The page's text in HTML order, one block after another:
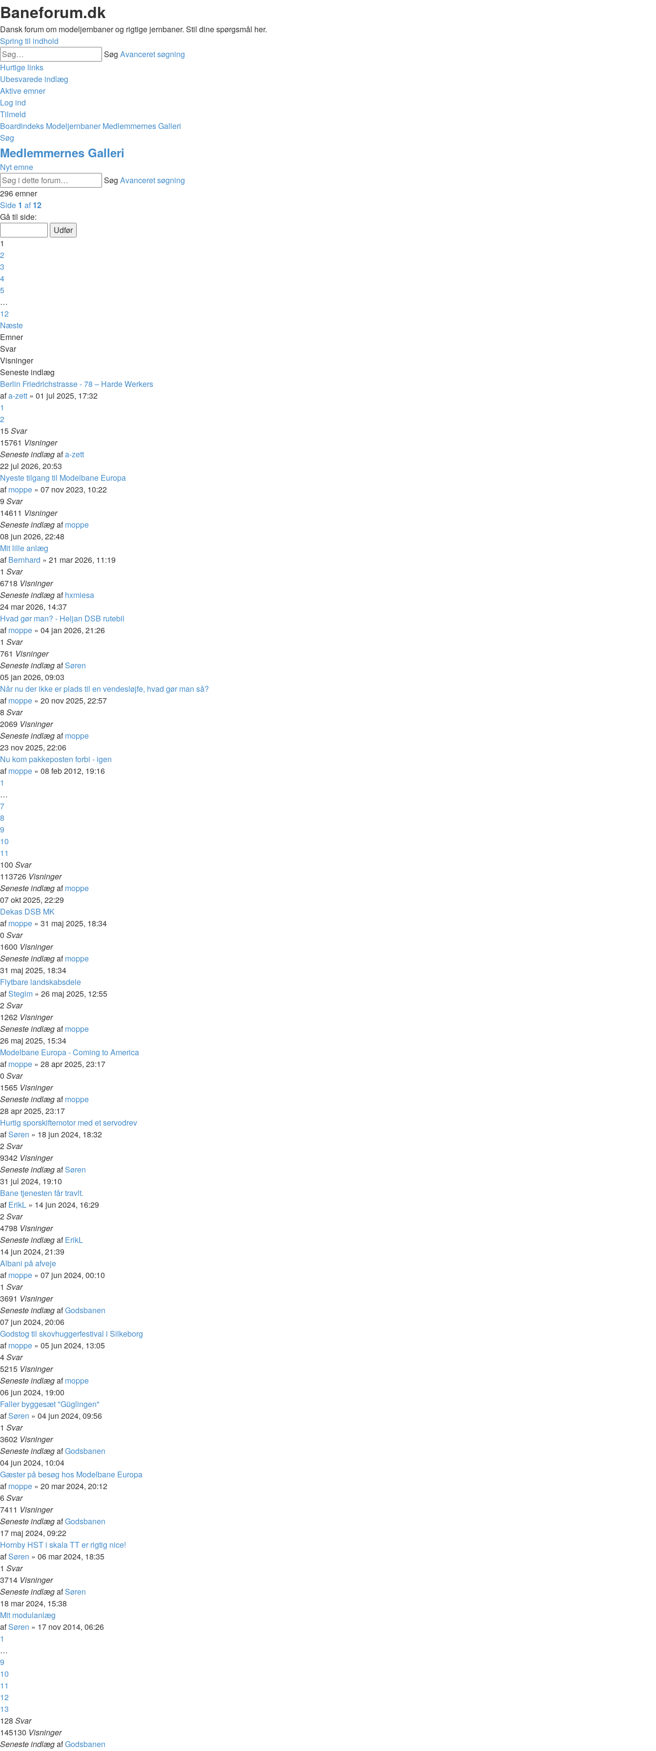
Baneforum.dk
Dansk forum om modeljernbaner og rigtige jernbaner. Stil dine spørgsmål her.
Spring til indhold
Søg Avanceret søgning
Hurtige links
Ubesvarede indlæg
Aktive emner
Log ind
Tilmeld
Boardindeks Modeljernbaner Medlemmernes Galleri
Søg
Medlemmernes Galleri
Nyt emne
Søg Avanceret søgning
296 emner
Side 1 af 12
Gå til side:
1
2
3
4
5
…
12
Næste
Emner
Svar
Visninger
Seneste indlæg
Berlin Friedrichstrasse - 78 – Harde Werkers
afa-zett » 01 jul 2025, 17:32
1
2
15Svar
15761 Visninger
Seneste indlægafa-zett
22 jul 2026, 20:53
Nyeste tilgang til Modelbane Europa
afmoppe » 07 nov 2023, 10:22
9 Svar
14611 Visninger
Seneste indlægafmoppe
08 jun 2026, 22:48
Mit lille anlæg
afBernhard » 21 mar 2026, 11:19
1 Svar
6718 Visninger
Seneste indlægafhxmiesa
24 mar 2026, 14:37
Hvad gør man? - Heljan DSB rutebil
afmoppe » 04 jan 2026, 21:26
1 Svar
761 Visninger
Seneste indlægafSøren
05 jan 2026, 09:03
Når nu der ikke er plads til en vendesløjfe, hvad gør man så?
afmoppe » 20 nov 2025, 22:57
8 Svar
2069 Visninger
Seneste indlægafmoppe
23 nov 2025, 22:06
Nu kom pakkeposten forbi - igen
afmoppe » 08 feb 2012, 19:16
1
…
7
8
9
10
11
100 Svar
113726 Visninger
Seneste indlægafmoppe
07 okt 2025, 22:29
Dekas DSB MK
afmoppe » 31 maj 2025, 18:34
0 Svar
1600 Visninger
Seneste indlægafmoppe
31 maj 2025, 18:34
Flytbare landskabsdele
afStegim » 26 maj 2025, 12:55
2Svar
1262 Visninger
Seneste indlægafmoppe
26 maj 2025, 15:34
Modelbane Europa - Coming to America
afmoppe » 28 apr 2025, 23:17
0 Svar
1565 Visninger
Seneste indlægafmoppe
28 apr 2025, 23:17
Hurtig sporskiftemotor med et servodrev
afSøren » 18 jun 2024, 18:32
2Svar
9342 Visninger
Seneste indlægafSøren
31 jul 2024, 19:10
Bane tjenesten får travlt.
afErikL » 14 jun 2024, 16:29
2Svar
4798 Visninger
Seneste indlægafErikL
14 jun 2024, 21:39
Albani på afveje
afmoppe » 07 jun 2024, 00:10
1 Svar
3691 Visninger
Seneste indlægafGodsbanen
07 jun 2024, 20:06
Godstog til skovhuggerfestival i Silkeborg
afmoppe » 05 jun 2024, 13:05
4Svar
5215 Visninger
Seneste indlægafmoppe
06 jun 2024, 19:00
Faller byggesæt "Güglingen"
afSøren » 04 jun 2024, 09:56
1 Svar
3602 Visninger
Seneste indlægafGodsbanen
04 jun 2024, 10:04
Gæster på besøg hos Modelbane Europa
afmoppe » 20 mar 2024, 20:12
6Svar
7411 Visninger
Seneste indlægafGodsbanen
17 maj 2024, 09:22
Hornby HST i skala TT er rigtig nice!
afSøren » 06 mar 2024, 18:35
1 Svar
3714 Visninger
Seneste indlægafSøren
18 mar 2024, 15:38
Mit modulanlæg
afSøren » 17 nov 2014, 06:26
1
…
9
10
11
12
13
128 Svar
145130 Visninger
Seneste indlægafGodsbanen